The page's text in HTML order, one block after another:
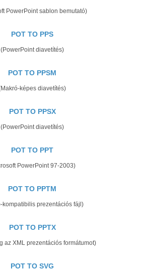
PowerPoint sablon bemutató)
POT TO PPS
(PowerPoint diavetítés)
POT TO PPSM
képes diavetítés)
POT TO PPSX
(PowerPoint diavetítés)
POT TO PPT
PowerPoint 97-2003)
POT TO PPTM
kompatibilis prezentációs fájl)
POT TO PPTX
az XML prezentációs formátumot)
POT TO SVG